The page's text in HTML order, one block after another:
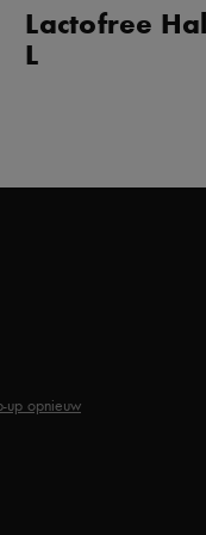
FAVORIETEN
Lactofree
L
up opnieuw